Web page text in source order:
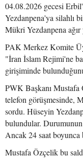
04.08.2026 gecesi
Yezdanpena'ya silahlı
Mükri Yezdanpena ağır
PAK Merkez Komite
"İran İslam Rejimi'ne
girişiminde
PWK Başkanı Mustafa
telefon görüşmesinde,
sordu. Hüseyin
bulundular.
Ancak 24 saat
Mustafa Özçelik bu